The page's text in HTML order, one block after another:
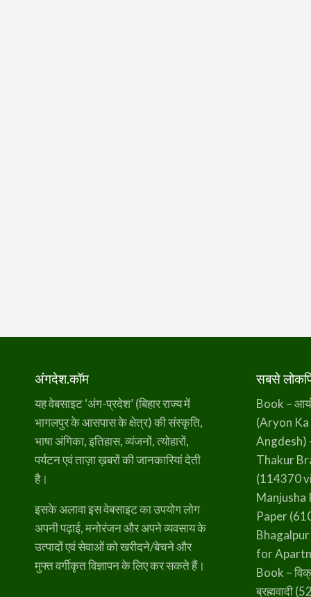
अंगदेश.कॉम
यह वेबसाइट ‘अंग-प्रदेश’ (बिहार राज्य में
भागलपुर के आसपास के क्षेत्र) की संस्कृति,
भाषा अंगिका, इतिहास, व्यंजनों, त्योहारों,
पर्यटन एवं ताज़ा ख़बरों की जानकारियां देती
है।
इसके अलावा इस वेबसाइट का उपयोग लोग
अपनी पढ़ाई, मनोरंजन और अपने व्यवसाय के
उत्पादों एवं सेवाओं को खरीदने/बेचने और
मुफ्त वर्गीकृत विज्ञापन के लिए कर सकते हैं।
सबसे
Book –
(Aryon
Angdesh)
Thakur
(114370
Manjusha
Paper
for
Book –
ब्रह्मवादी